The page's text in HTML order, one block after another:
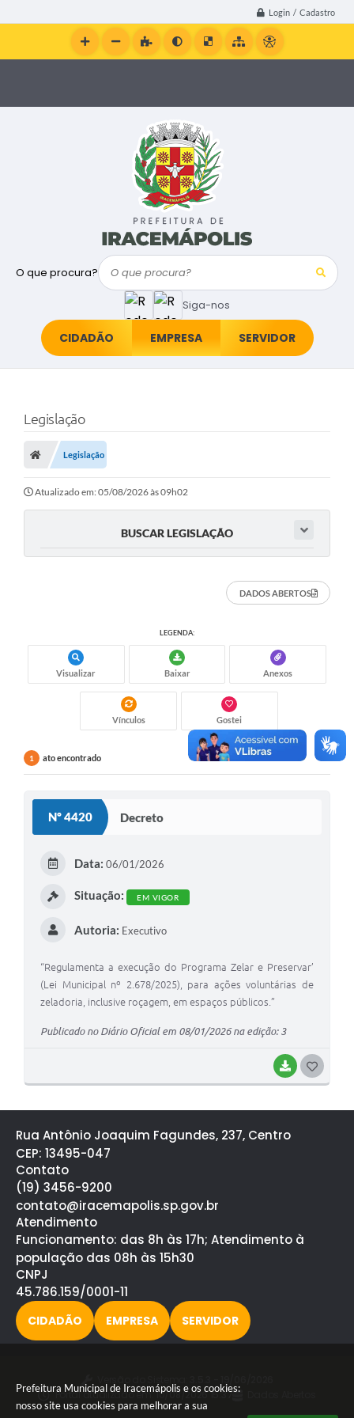
Prefeitura Municipal de Iracemápolis e os cookies:
nosso site usa cookies para melhorar a sua
Login / Cadastro
Siga-nos
O que procura?
CIDADÃO EMPRESA SERVIDOR
Legislação
Legislação
Atualizado em: 05/08/2026 às 09h02
BUSCAR LEGISLAÇÃO
DADOS ABERTOS
LEGENDA:
Visualizar Baixar Anexos
Vínculos Gostei
1 ato encontrado
Nº 4420 Decreto
BAIXAR
Data: 06/01/2026
Situação: EM VIGOR
Autoria: Executivo
“Regulamenta a execução do Programa Zelar e Preservar’
(Lei Municipal nº 2.678/2025), para ações voluntárias de
zeladoria, inclusive roçagem, em espaços públicos.”
Publicado no Diário Oficial em 08/01/2026 na edição: 3
Rua Antônio Joaquim Fagundes, 237, Centro
CEP: 13495-047
Contato
(19) 3456-9200
contato@iracemapolis.sp.gov.br
Atendimento
Funcionamento: das 8h às 17h; Atendimento à
população das 08h às 15h30
CNPJ
45.786.159/0001-11
CIDADÃO EMPRESA SERVIDOR
Portal atualizado em:10/08/2026 15:37